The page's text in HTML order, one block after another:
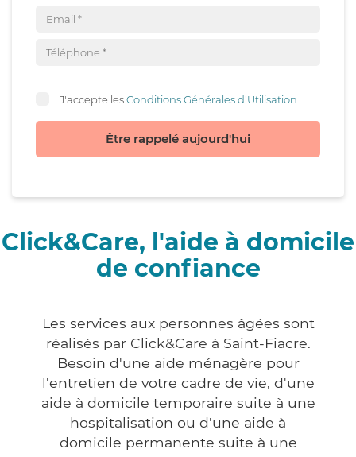
J'accepte lesConditions Générales d'Utilisation
Être rappelé aujourd'hui
Click&Care, l'aide à domicile
de confiance
Les services aux personnes âgées sont
réalisés par Click&Care à Saint-Fiacre.
Besoin d'une aide ménagère pour
l'entretien de votre cadre de vie, d'une
aide à domicile temporaire suite à une
hospitalisation ou d'une aide à
domicile permanente suite à une